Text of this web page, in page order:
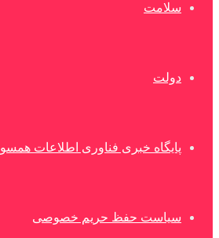
سلامت
دولت
پایگاه خبری فناوری اطلاعات همسو
سیاست حفظ حریم خصوصی